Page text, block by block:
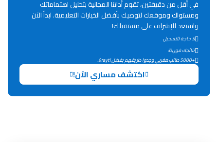
في أقل من دقيقتين، تقوم أداتنا المجانية بتحليل اهتماماتك
ومستواك وموقعك لتوصيك بأفضل الخيارات التعليمية. ابدأ الآن
واستعد للإشراف على مستقبلك!
لا حاجة للتسجيل
نتائجك فورية!
+5000 طالب مغربي وجدوا طريقهم بفضل 9rayti.
اكتشف مساري الآن!